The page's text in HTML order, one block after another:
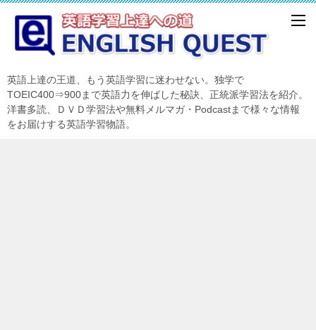
英語上達の王道、もう英語学習に迷わせない。独学で
TOEIC400⇒900まで英語力を伸ばした秘訣、正統派学習法を紹介。
洋書多読、ＤＶＤ学習法や無料メルマガ・Podcastまで様々な情報
をお届けする英語学習物語。